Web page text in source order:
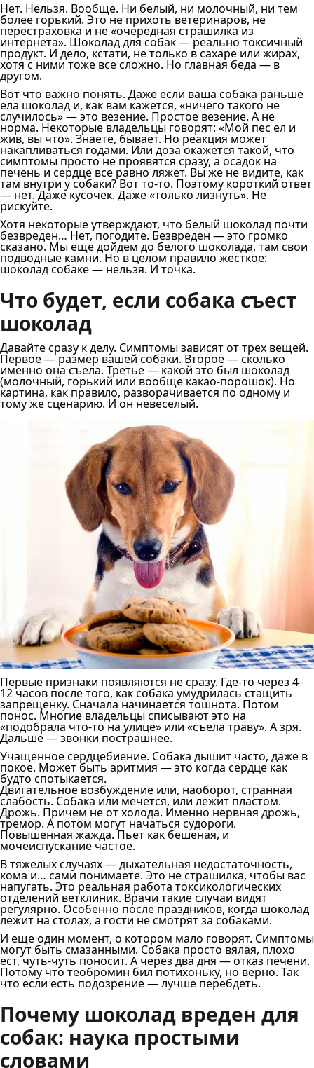
Нет. Нельзя. Вообще. Ни белый, ни молочный, ни тем
более горький. Это не прихоть ветеринаров, не
перестраховка и не «очередная страшилка из
интернета». Шоколад для собак — реально токсичный
продукт. И дело, кстати, не только в сахаре или жирах,
хотя с ними тоже все сложно. Но главная беда — в
другом.
Вот что важно понять. Даже если ваша собака раньше
ела шоколад и, как вам кажется, «ничего такого не
случилось» — это везение. Простое везение. А не
норма. Некоторые владельцы говорят: «Мой пес ел и
жив, вы что». Знаете, бывает. Но реакция может
накапливаться годами. Или доза окажется такой, что
симптомы просто не проявятся сразу, а осадок на
печень и сердце все равно ляжет. Вы же не видите, как
там внутри у собаки? Вот то-то. Поэтому короткий ответ
— нет. Даже кусочек. Даже «только лизнуть». Не
рискуйте.
Хотя некоторые утверждают, что белый шоколад почти
безвреден… Нет, погодите. Безвреден — это громко
сказано. Мы еще дойдем до белого шоколада, там свои
подводные камни. Но в целом правило жесткое:
шоколад собаке — нельзя. И точка.
Что будет, если собака съест
шоколад
Давайте сразу к делу. Симптомы зависят от трех вещей.
Первое — размер вашей собаки. Второе — сколько
именно она съела. Третье — какой это был шоколад
(молочный, горький или вообще какао-порошок). Но
картина, как правило, разворачивается по одному и
тому же сценарию. И он невеселый.
Первые признаки появляются не сразу. Где-то через 4-
12 часов после того, как собака умудрилась стащить
запрещенку. Сначала начинается тошнота. Потом
понос. Многие владельцы списывают это на
«подобрала что-то на улице» или «съела траву». А зря.
Дальше — звонки пострашнее.
Учащенное сердцебиение. Собака дышит часто, даже в
покое. Может быть аритмия — это когда сердце как
будто спотыкается.
Двигательное возбуждение или, наоборот, странная
слабость. Собака или мечется, или лежит пластом.
Дрожь. Причем не от холода. Именно нервная дрожь,
тремор. А потом могут начаться судороги.
Повышенная жажда. Пьет как бешеная, и
мочеиспускание частое.
В тяжелых случаях — дыхательная недостаточность,
кома и… сами понимаете. Это не страшилка, чтобы вас
напугать. Это реальная работа токсикологических
отделений ветклиник. Врачи такие случаи видят
регулярно. Особенно после праздников, когда шоколад
лежит на столах, а гости не смотрят за собаками.
И еще один момент, о котором мало говорят. Симптомы
могут быть смазанными. Собака просто вялая, плохо
ест, чуть-чуть поносит. А через два дня — отказ печени.
Потому что теобромин бил потихоньку, но верно. Так
что если есть подозрение — лучше перебдеть.
Почему шоколад вреден для
собак: наука простыми
словами